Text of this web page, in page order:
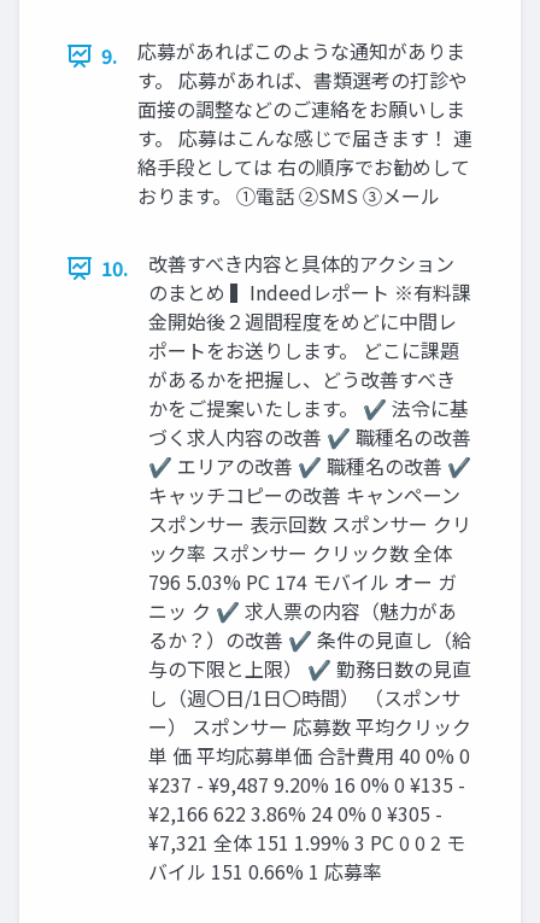
9.
応募があればこのような通知がありま
す。 応募があれば、書類選考の打診や
⾯接の調整などのご連絡をお願いしま
す。 応募はこんな感じで届きます！ 連
絡⼿段としては 右の順序でお勧めして
おります。 ①電話 ②SMS ③メール
10.
改善すべき内容と具体的アクション
のまとめ ▍Indeedレポート ※有料課
⾦開始後２週間程度をめどに中間レ
ポートをお送りします。 どこに課題
があるかを把握し、どう改善すべき
かをご提案いたします。 ✔ 法令に基
づく求⼈内容の改善 ✔ 職種名の改善
✔ エリアの改善 ✔ 職種名の改善 ✔
キャッチコピーの改善 キャンペーン
スポンサー 表⽰回数 スポンサー クリ
ック率 スポンサー クリック数 全体
796 5.03% PC 174 モバイル オー ガ
ニッ ク ✔ 求⼈票の内容（魅⼒があ
るか？）の改善 ✔ 条件の⾒直し（給
与の下限と上限） ✔ 勤務⽇数の⾒直
し（週〇⽇/1⽇〇時間） （スポンサ
ー） スポンサー 応募数 平均クリック
単 価 平均応募単価 合計費⽤ 40 0% 0
¥237 - ¥9,487 9.20% 16 0% 0 ¥135 -
¥2,166 622 3.86% 24 0% 0 ¥305 -
¥7,321 全体 151 1.99% 3 PC 0 0 2 モ
バイル 151 0.66% 1 応募率